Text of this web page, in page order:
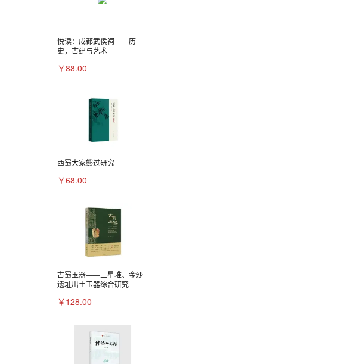
悦读：成都武侯祠——历
史，古建与艺术
￥88.00
西蜀大家熊过研究
￥68.00
古蜀玉器——三星堆、金沙
遗址出土玉器综合研究
￥128.00